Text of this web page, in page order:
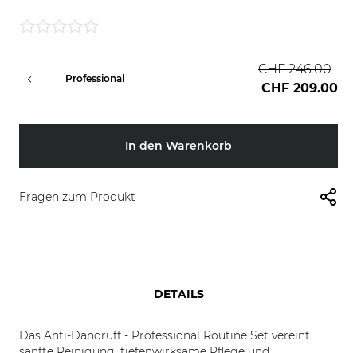
Professional
CHF 246.00
CHF 209.00
In den Warenkorb
Fragen zum Produkt
DETAILS
Das Anti-Dandruff - Professional Routine Set vereint